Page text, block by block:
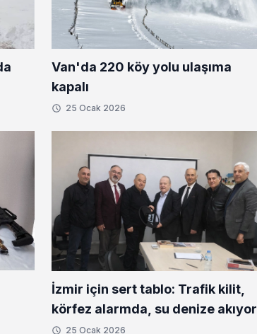
Van'da 220 köy yolu ulaşıma
kapalı
25 Ocak 2026
İzmir için sert tablo: Trafik kilit,
körfez alarmda, su denize akıyor
25 Ocak 2026